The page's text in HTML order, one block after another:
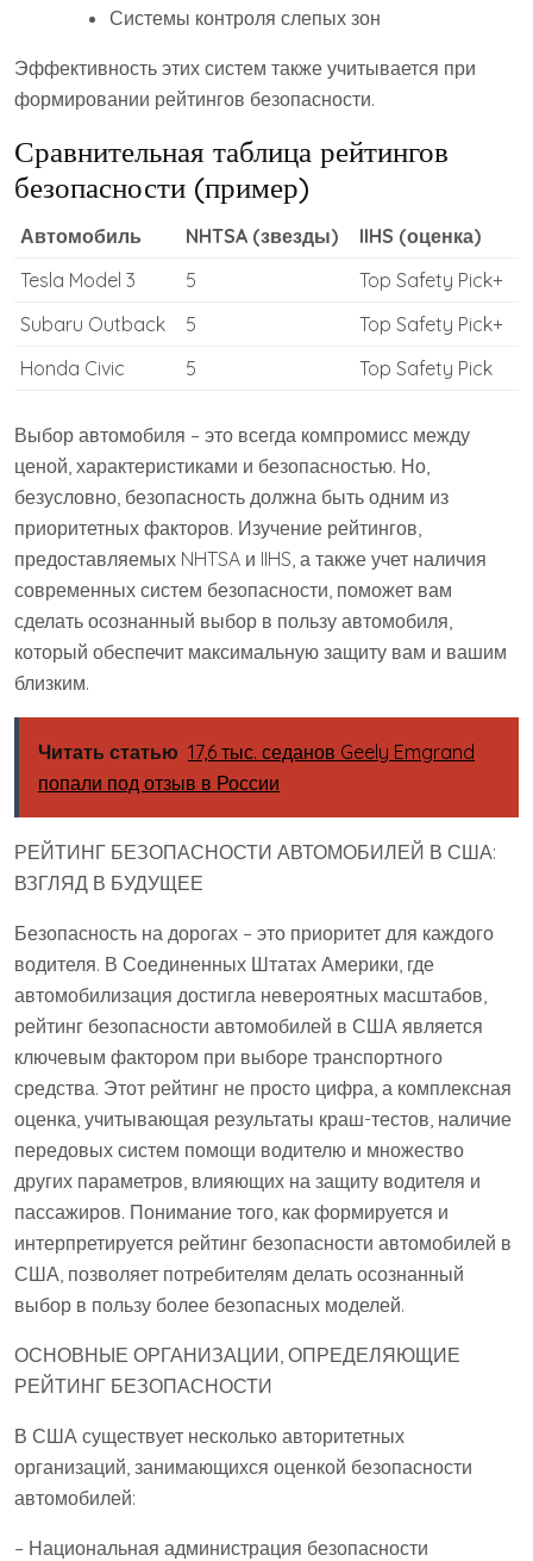
Системы контроля слепых зон
Эффективность этих систем также учитывается при
формировании рейтингов безопасности.
Сравнительная таблица рейтингов
безопасности (пример)
Автомобиль NHTSA (звезды)
IIHS (оценка)
Tesla Model 3
5
Top Safety Pick+
Subaru Outback
5
Top Safety Pick+
Honda Civic
5 Top Safety Pick
Выбор автомобиля – это всегда компромисс между
ценой, характеристиками и безопасностью. Но,
безусловно, безопасность должна быть одним из
приоритетных факторов. Изучение рейтингов,
предоставляемых NHTSA и IIHS, а также учет наличия
современных систем безопасности, поможет вам
сделать осознанный выбор в пользу автомобиля,
который обеспечит максимальную защиту вам и вашим
близким.
Читать статью 17,6 тыс. седанов Geely Emgrand
попали под отзыв в России
РЕЙТИНГ БЕЗОПАСНОСТИ АВТОМОБИЛЕЙ В США:
ВЗГЛЯД В БУДУЩЕЕ
Безопасность на дорогах – это приоритет для каждого
водителя. В Соединенных Штатах Америки, где
автомобилизация достигла невероятных масштабов,
рейтинг безопасности автомобилей в США является
ключевым фактором при выборе транспортного
средства. Этот рейтинг не просто цифра, а комплексная
оценка, учитывающая результаты краш-тестов, наличие
передовых систем помощи водителю и множество
других параметров, влияющих на защиту водителя и
пассажиров. Понимание того, как формируется и
интерпретируется рейтинг безопасности автомобилей в
США, позволяет потребителям делать осознанный
выбор в пользу более безопасных моделей.
ОСНОВНЫЕ ОРГАНИЗАЦИИ, ОПРЕДЕЛЯЮЩИЕ
РЕЙТИНГ БЕЗОПАСНОСТИ
В США существует несколько авторитетных
организаций, занимающихся оценкой безопасности
автомобилей:
– Национальная администрация безопасности